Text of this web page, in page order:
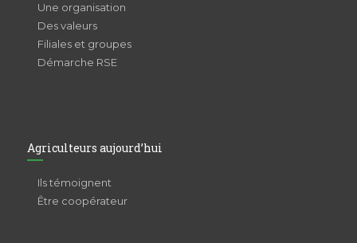
Une organisation
Des valeurs
Filiales et groupes
Démarche RSE
Agriculteurs aujourd’hui
Ils témoignent
Être coopérateur